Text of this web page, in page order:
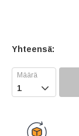
Yhteensä:
